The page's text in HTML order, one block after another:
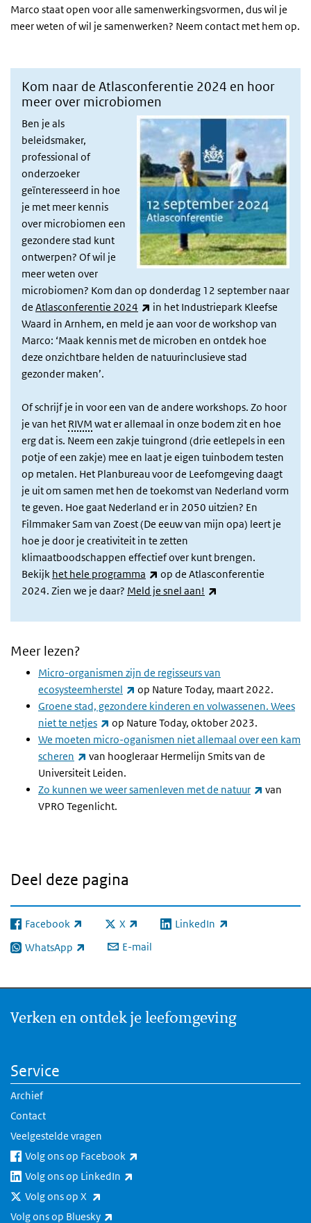
Marco staat open voor alle samenwerkingsvormen, dus wil je
meer weten of wil je samenwerken? Neem contact met hem op.
Kom naar de Atlasconferentie 2024 en hoor
meer over microbiomen
Ben je als
beleidsmaker,
professional of
onderzoeker
geïnteresseerd in hoe
je met meer kennis
over microbiomen een
gezondere stad kunt
ontwerpen? Of wil je
meer weten over
microbiomen? Kom dan op donderdag 12 september naar
de Atlasconferentie 2024 (externe link)
in het Industriepark Kleefse
Waard in Arnhem, en meld je aan voor de workshop van
Marco: ‘Maak kennis met de microben en ontdek hoe
deze onzichtbare helden de natuurinclusieve stad
gezonder maken’.
Of schrijf je in voor een van de andere workshops. Zo hoor
je van het RIVM wat er allemaal in onze bodem zit en hoe
erg dat is. Neem een zakje tuingrond (drie eetlepels in een
potje of een zakje) mee en laat je eigen tuinbodem testen
op metalen. Het Planbureau voor de Leefomgeving daagt
je uit om samen met hen de toekomst van Nederland vorm
te geven. Hoe gaat Nederland er in 2050 uitzien? En
Filmmaker Sam van Zoest (De eeuw van mijn opa) leert je
hoe je door je creativiteit in te zetten
klimaatboodschappen effectief over kunt brengen.
Bekijk het hele programma (externe link)
op de Atlasconferentie
2024. Zien we je daar? Meld je snel aan!
Meer lezen?
Micro-organismen zijn de regisseurs van
ecosysteemherstel
(externe link)
op Nature Today, maart 2022.
Groene stad, gezondere kinderen en volwassenen. Wees
niet te netjes
(externe link)
op Nature Today, oktober 2023.
We moeten micro-oganismen niet allemaal over een kam
scheren
(externe link)
van hoogleraar Hermelijn Smits van de
Universiteit Leiden.
Zo kunnen we weer samenleven met de natuur
(externe
van
VPRO Tegenlicht.
Deel deze pagina
Facebook
(externe link) X
(externe link) LinkedIn
(externe link)
WhatsApp
(externe link) E-mail
Verken en ontdek je leefomgeving
Service
Archief
Contact
Veelgestelde vragen
Volg ons op Facebook
Volg ons op LinkedIn
Volg ons op X
Volg ons op Bluesky